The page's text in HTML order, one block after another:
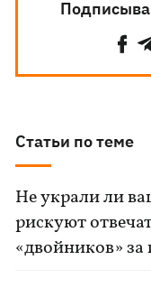
Статьи по теме
Не украли ли
рискуют
«двойников» за